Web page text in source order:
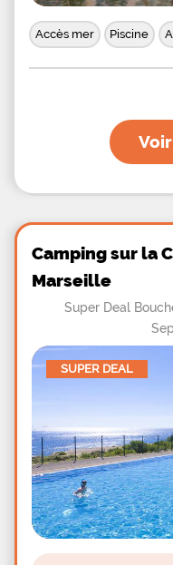
Accès mer Piscine
Camping sur la
Marseille
Super Deal
SUPER DEAL